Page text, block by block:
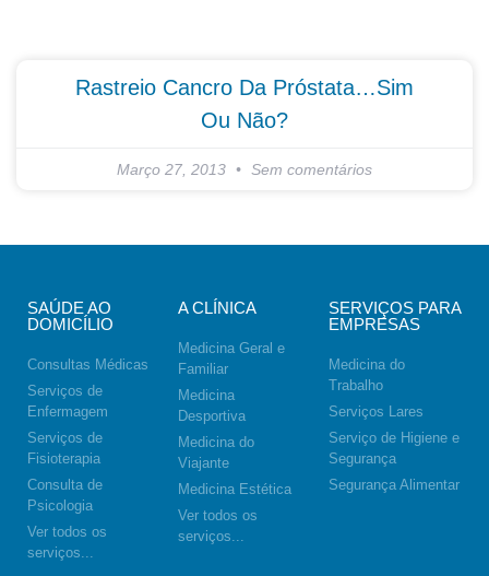
Rastreio Cancro Da Próstata…Sim
Ou Não?
Março 27, 2013 Sem comentários
SAÚDE AO
DOMICÍLIO
Consultas Médicas
Serviços de
Enfermagem
Serviços de
Fisioterapia
Consulta de
Psicologia
Ver todos os
serviços...
A CLÍNICA
Medicina Geral e
Familiar
Medicina
Desportiva
Medicina do
Viajante
Medicina Estética
Ver todos os
serviços...
SERVIÇOS PARA
EMPRESAS
Medicina do
Trabalho
Serviços Lares
Serviço de Higiene e
Segurança
Segurança Alimentar